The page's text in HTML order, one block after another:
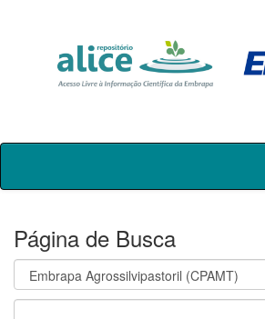
Skip
Página de Busca